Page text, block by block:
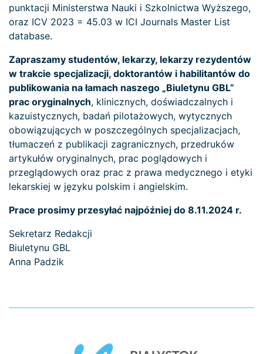
punktacji Ministerstwa Nauki i Szkolnictwa Wyższego,
oraz ICV 2023 = 45.03 w ICI Journals Master List
database.
Zapraszamy studentów, lekarzy, lekarzy rezydentów
w trakcie specjalizacji, doktorantów i habilitantów do
publikowania na łamach naszego „Biuletynu GBL”
prac oryginalnych, klinicznych, doświadczalnych i
kazuistycznych, badań pilotażowych, wytycznych
obowiązujących w poszczególnych specjalizacjach,
tłumaczeń z publikacji zagranicznych, przedruków
artykułów oryginalnych, prac poglądowych i
przeglądowych oraz prac z prawa medycznego i etyki
lekarskiej w języku polskim i angielskim.
Prace prosimy przesyłać najpóźniej do 8.11.2024 r.
Sekretarz Redakcji
Biuletynu GBL
Anna Padzik